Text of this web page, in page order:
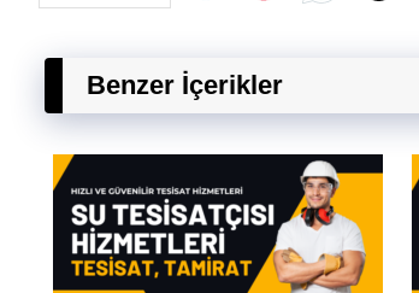
Benzer İçerikler